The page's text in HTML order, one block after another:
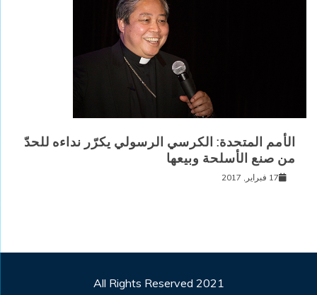
الأمم المتحدة: الكرسي الرسولي يكرّر نداءه للحدّ
من صنع الأسلحة وبيعها
17 فبراير, 2017
All Rights Reserved 2021